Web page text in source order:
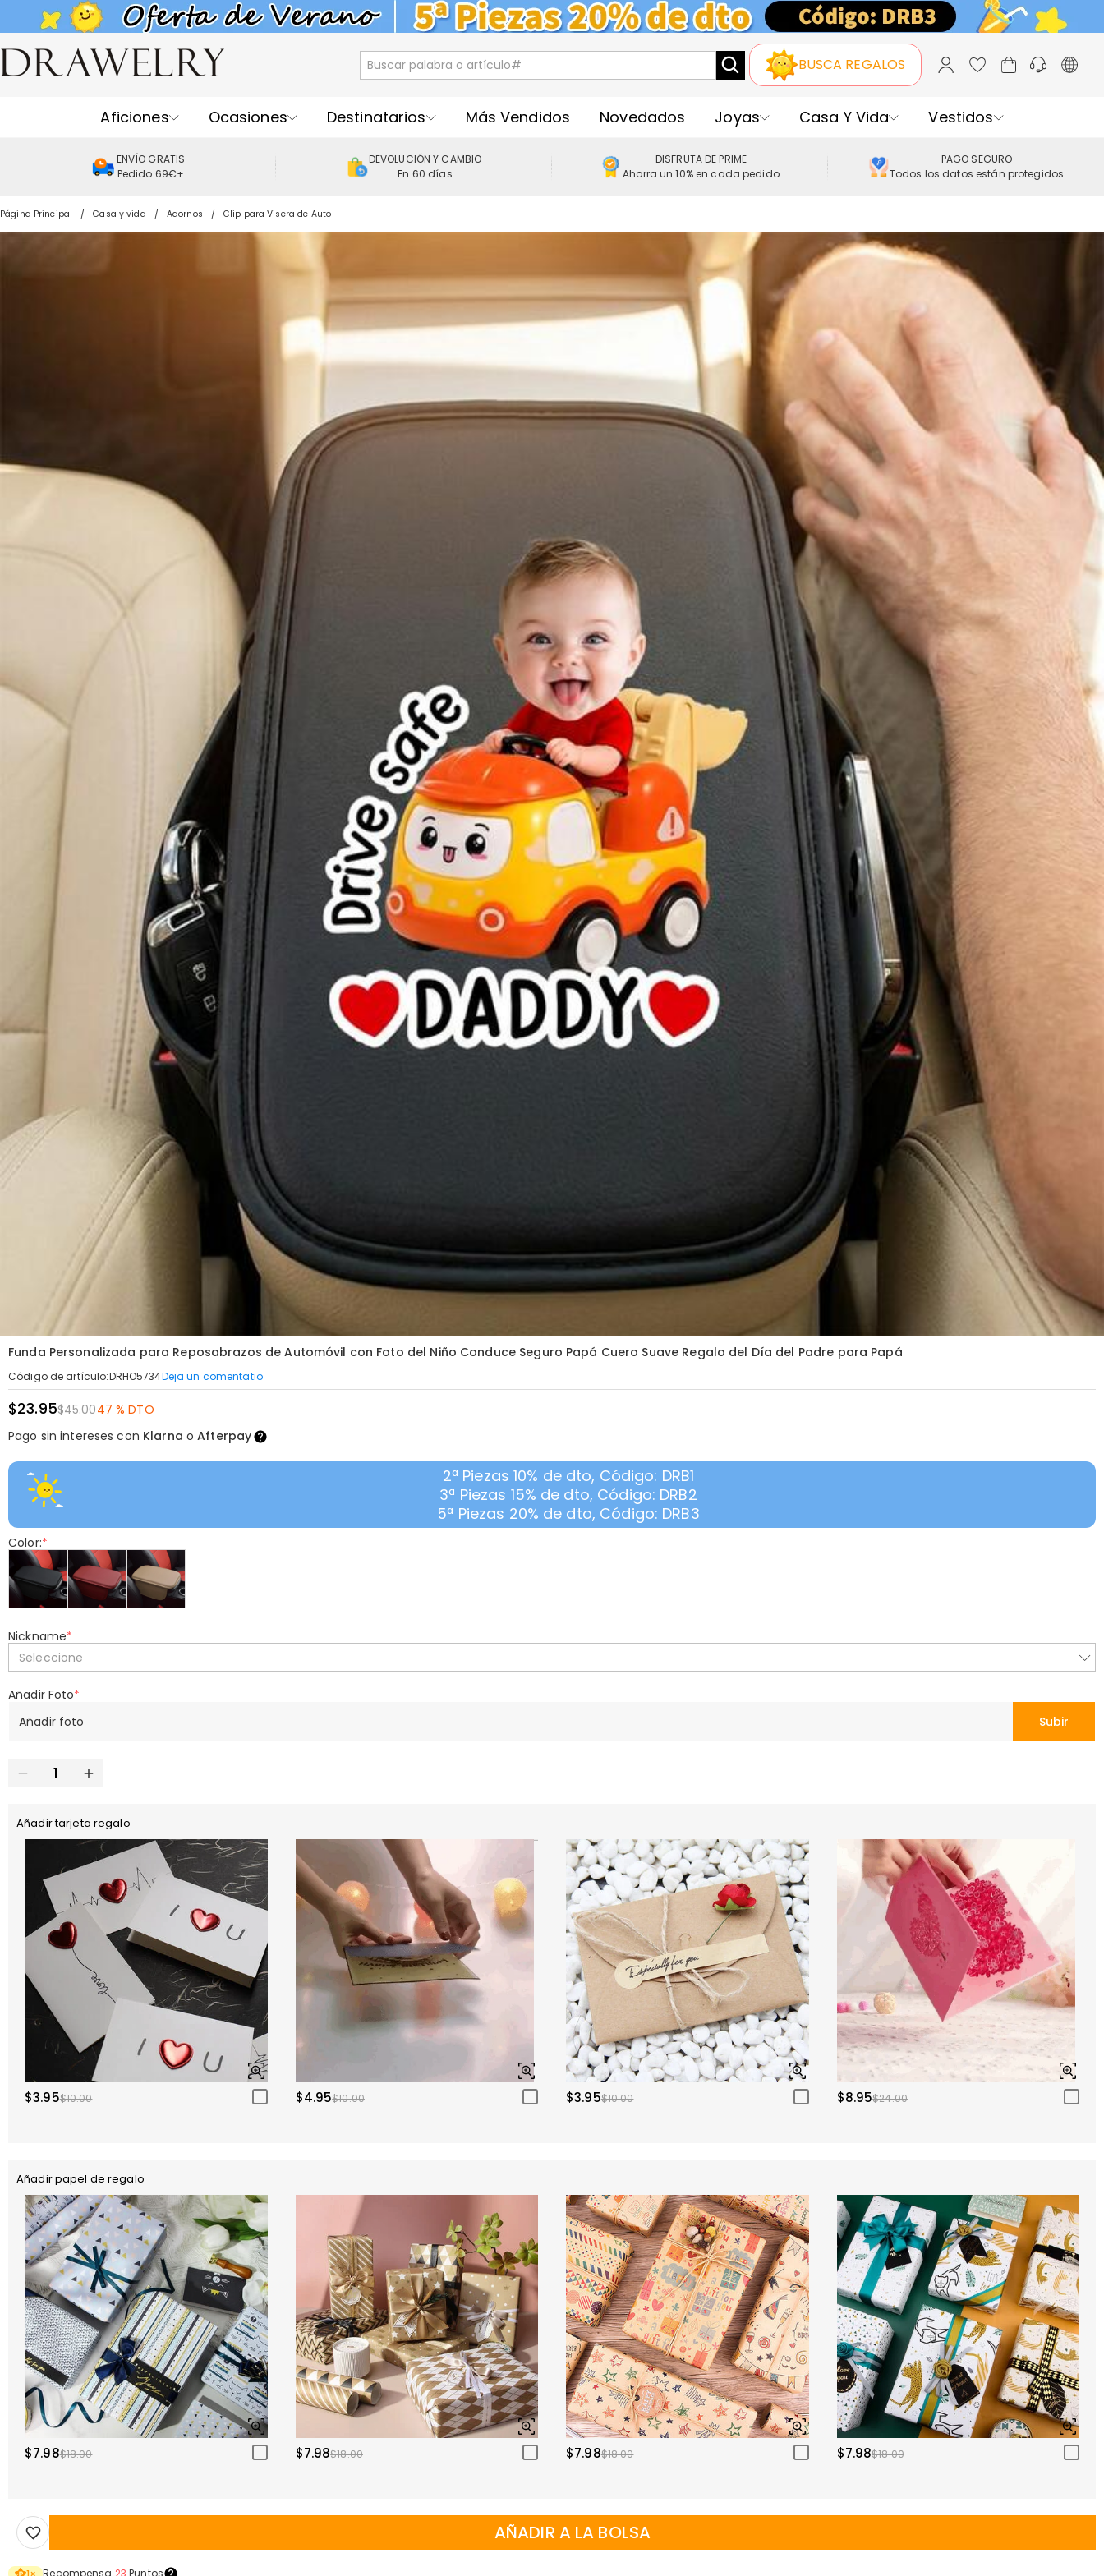
BUSCA REGALOS
Aficiones Ocasiones Destinatarios Más Vendidos Novedados Joyas Casa Y Vida Vestidos
ENVÍO GRATIS
Pedido 69€+
DEVOLUCIÓN Y CAMBIO
En 60 días
DISFRUTA DE PRIME
Ahorra un 10% en cada pedido
PAGO SEGURO
Todos los datos están protegidos
Página Principal Casa y vida Adornos Clip para Visera de Auto
Funda Personalizada para Reposabrazos de Automóvil con Foto del Niño Conduce Seguro Papá Cuero Suave Regalo del Día del Padre para Papá
Código de artículo:DRHO5734Deja un comentatio
$23.95$45.0047 % DTO
Pago sin intereses con Klarna oAfterpay
2ª Piezas 10% de dto, Código: DRB1
3ª Piezas 15% de dto, Código: DRB2
5ª Piezas 20% de dto, Código: DRB3
Color:*
Nickname*
Seleccione
Añadir Foto*
Añadir foto
Subir
Añadir tarjeta regalo
$3.95$10.00 $4.95$10.00 $3.95$10.00 $8.95$24.00
Añadir papel de regalo
$7.98$18.00 $7.98$18.00 $7.98$18.00 $7.98$18.00
AÑADIR A LA BOLSA
Recompensa 23 Puntos